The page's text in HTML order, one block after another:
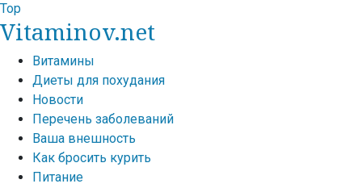
Top
Vitaminov.net
Витамины
Диеты для похудания
Новости
Перечень заболеваний
Ваша внешность
Как бросить курить
Питание